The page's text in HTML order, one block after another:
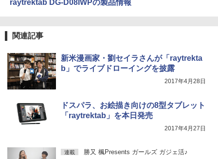
by Amazon 炭酸水 ラベルレス 500ml ×24本
【Amazon.co.jp限定】 伊藤園 磨かれて、澄
みきった日本の水 2L 8本 ラベルレス [ ケース
] [ 水 ] [ ペットボトル ] [ 箱買い ] [ ストック
￥998
コミックスDIGITAL)
スーパーの裏でヤニ吸うふたり 9巻 (デジタル
版ビッグガンガンコミックス)
raytrektab DG-D08IWPの製品情報
関連記事
新米漫画家・劉セイラさんが「raytrekta
b」でライブドローイングを披露
2017年4月28日
ドスパラ、お絵描き向けの8型タブレット
「raytrektab」を本日発売
2017年4月27日
連載 勝又 楓Presents ガールズ ガジェ活♪